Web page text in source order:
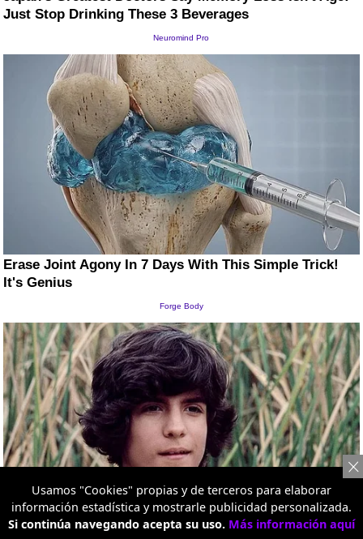
Usamos "Cookies" propias y de terceros para elaborar
información estadística y mostrarle publicidad personalizada.
Si continúa navegando acepta su uso. Más información aquí